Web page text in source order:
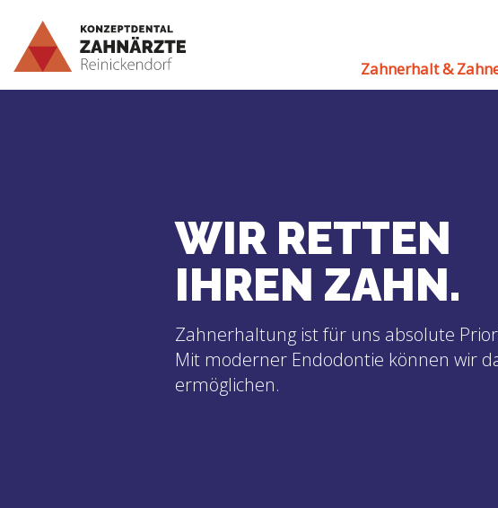
Zahnerhalt &
WIR RETTEN
IHREN ZAHN.
Zahnerhaltung ist für uns absolute
Mit moderner Endodontie können wir
ermöglichen.